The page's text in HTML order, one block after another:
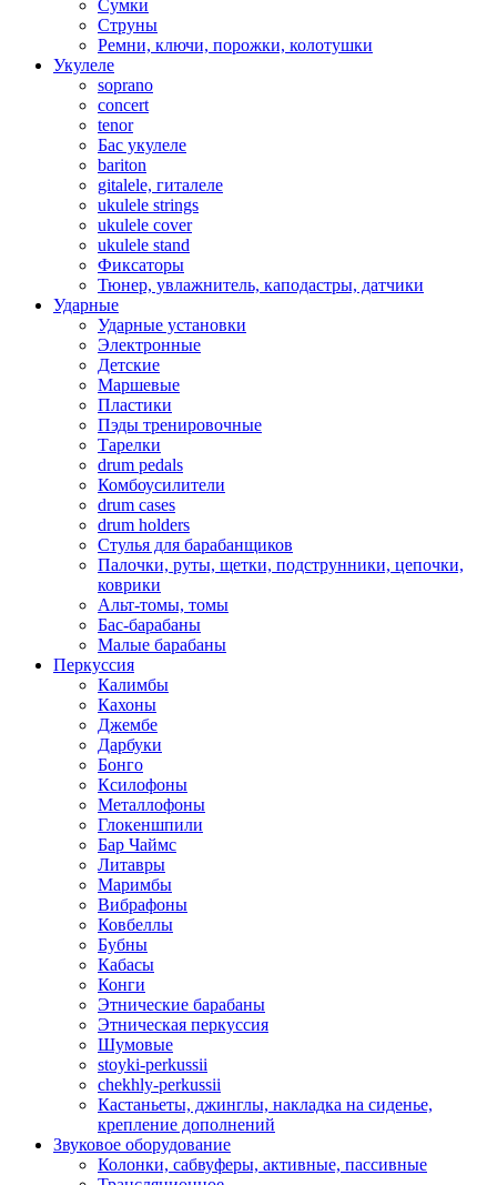
Сумки
Струны
Ремни, ключи, порожки, колотушки
Укулеле
soprano
concert
tenor
Бас укулеле
bariton
gitalele, гиталеле
ukulele strings
ukulele cover
ukulele stand
Фиксаторы
Тюнер, увлажнитель, каподастры, датчики
Ударные
Ударные установки
Электронные
Детские
Маршевые
Пластики
Пэды тренировочные
Тарелки
drum pedals
Комбоусилители
drum cases
drum holders
Стулья для барабанщиков
Палочки, руты, щетки, подструнники, цепочки,
коврики
Альт-томы, томы
Бас-барабаны
Малые барабаны
Перкуссия
Калимбы
Кахоны
Джембе
Дарбуки
Бонго
Ксилофоны
Металлофоны
Глокеншпили
Бар Чаймс
Литавры
Маримбы
Вибрафоны
Ковбеллы
Бубны
Кабасы
Конги
Этнические барабаны
Этническая перкуссия
Шумовые
stoyki-perkussii
chekhly-perkussii
Кастаньеты, джинглы, накладка на сиденье,
крепление дополнений
Звуковое оборудование
Колонки, сабвуферы, активные, пассивные